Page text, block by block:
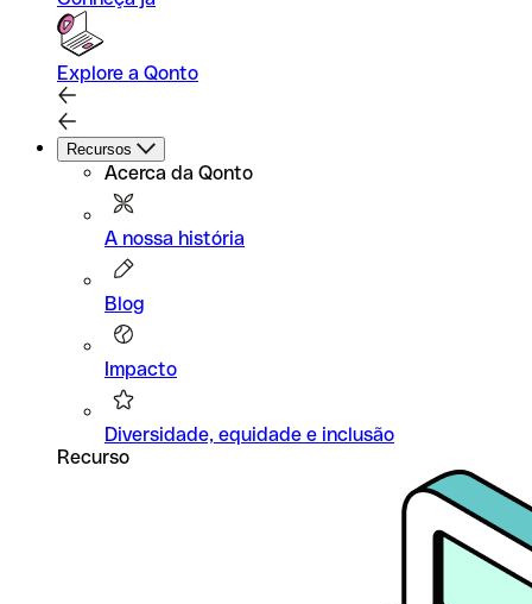
Explore a Qonto
Recursos
Acerca da Qonto
A nossa história
Blog
Impacto
Diversidade, equidade e inclusão
Recurso